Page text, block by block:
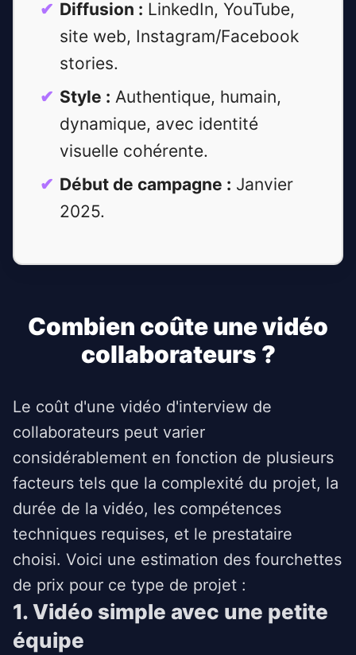
Diffusion : LinkedIn, YouTube,
site web, Instagram/Facebook
stories.
Style : Authentique, humain,
dynamique, avec identité
visuelle cohérente.
Début de campagne : Janvier
2025.
Combien coûte une vidéo
collaborateurs ?
Le coût d'une vidéo d'interview de
collaborateurs peut varier
considérablement en fonction de plusieurs
facteurs tels que la complexité du projet, la
durée de la vidéo, les compétences
techniques requises, et le prestataire
choisi. Voici une estimation des fourchettes
de prix pour ce type de projet :
1. Vidéo simple avec une petite
équipe